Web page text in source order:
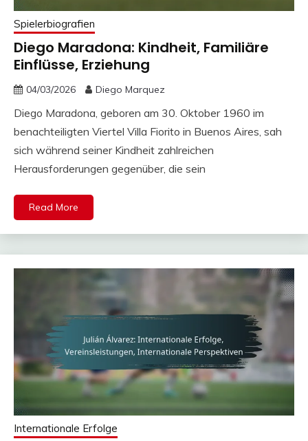
Spielerbiografien
Diego Maradona: Kindheit, Familiäre
Einflüsse, Erziehung
04/03/2026 Diego Marquez
Diego Maradona, geboren am 30. Oktober 1960 im
benachteiligten Viertel Villa Fiorito in Buenos Aires, sah
sich während seiner Kindheit zahlreichen
Herausforderungen gegenüber, die sein
Read More
Internationale Erfolge